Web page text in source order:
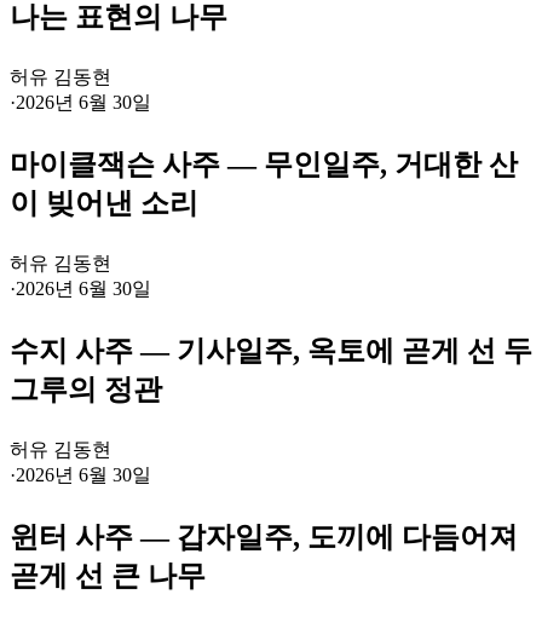
나는 표현의 나무
허유 김동현
·2026년 6월 30일
마이클잭슨 사주 — 무인일주, 거대한 산
이 빚어낸 소리
허유 김동현
·2026년 6월 30일
수지 사주 — 기사일주, 옥토에 곧게 선 두
그루의 정관
허유 김동현
·2026년 6월 30일
윈터 사주 — 갑자일주, 도끼에 다듬어져
곧게 선 큰 나무